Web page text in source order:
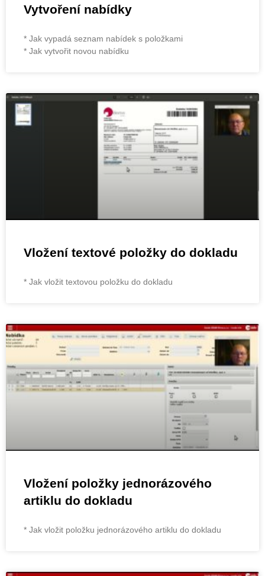
Vytvoření nabídky
* Jak vypadá seznam nabídek s položkami
* Jak vytvořit novou nabídku
Vložení textové položky do dokladu
* Jak vložit textovou položku do dokladu
Vložení položky jednorázového
artiklu do dokladu
* Jak vložit položku jednorázového artiklu do dokladu